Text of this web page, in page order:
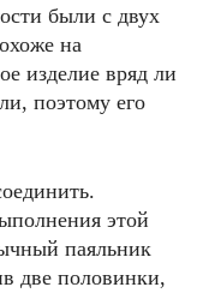
были с двух
на
изделие вряд ли
поэтому его
этой
паяльник
две половинки,